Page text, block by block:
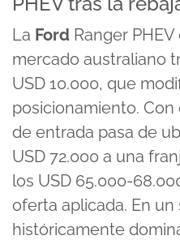
La Ford Ranger
mercado australiano
USD 10.000, que
posicionamiento.
de entrada pasa de
USD 72.000 a una
los USD 65.000-
oferta aplicada. En
históricamente